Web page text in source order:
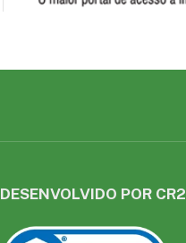
DESENVOLVIDO POR CR2